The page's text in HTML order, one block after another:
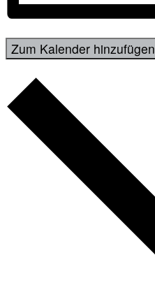
Zum Kalender hinzufügen